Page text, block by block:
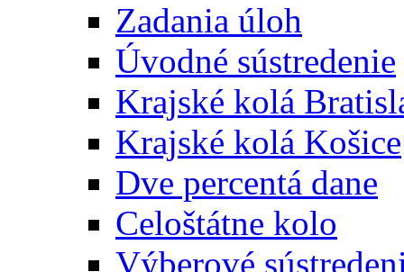
Zadania úloh
Úvodné sústredenie
Krajské kolá
Krajské kolá Košice
Dve percentá dane
Celoštátne kolo
Výberové